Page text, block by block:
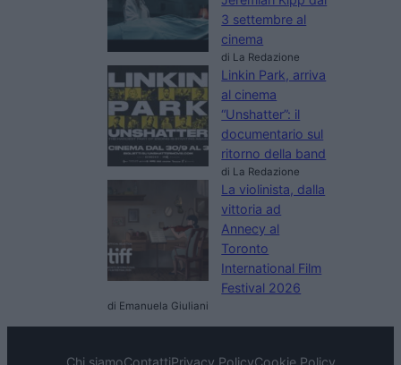
3 settembre al
cinema
di La Redazione
Linkin Park, arriva
al cinema
“Unshatter”: il
documentario sul
ritorno della band
di La Redazione
La violinista, dalla
vittoria ad
Annecy al
Toronto
International Film
Festival 2026
di Emanuela Giuliani
Chi siamoContattiPrivacy PolicyCookie Policy